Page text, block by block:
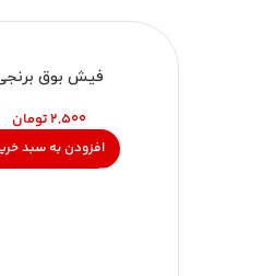
فیش بوق
تومان
افزودن به سبد